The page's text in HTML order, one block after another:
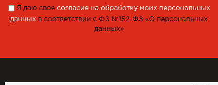
Я даю свое согласие на обработку моих персональных
данных в соответствии с ФЗ №152-ФЗ «О персональных
данных»